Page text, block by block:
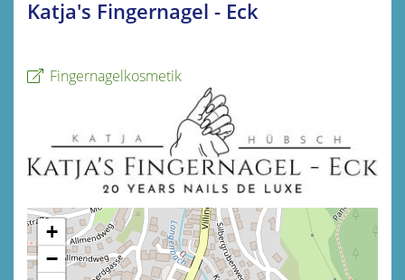
Katja's Fingernagel - Eck
Fingernagelkosmetik
+
−